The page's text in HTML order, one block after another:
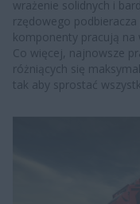
wrażenie solidnych i
rzędowego
komponenty pracują na
Co więcej, najnowsze
różniących się
tak aby sprostać